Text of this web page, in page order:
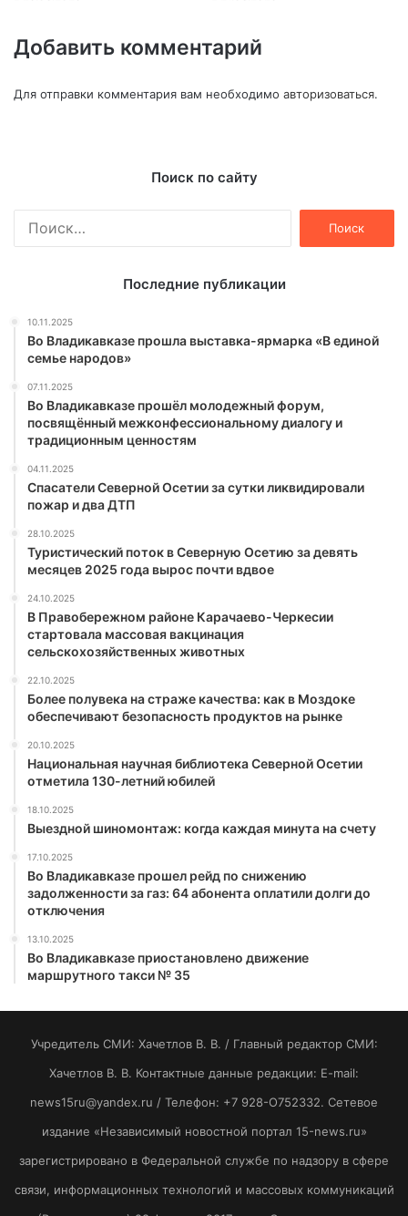
Добавить комментарий
Для отправки комментария вам необходимо авторизоваться.
Поиск по сайту
Последние публикации
10.11.2025
Во Владикавказе прошла выставка-ярмарка «В единой
семье народов»
07.11.2025
Во Владикавказе прошёл молодежный форум,
посвящённый межконфессиональному диалогу и
традиционным ценностям
04.11.2025
Спасатели Северной Осетии за сутки ликвидировали
пожар и два ДТП
28.10.2025
Туристический поток в Северную Осетию за девять
месяцев 2025 года вырос почти вдвое
24.10.2025
В Правобережном районе Карачаево-Черкесии
стартовала массовая вакцинация
сельскохозяйственных животных
22.10.2025
Более полувека на страже качества: как в Моздоке
обеспечивают безопасность продуктов на рынке
20.10.2025
Национальная научная библиотека Северной Осетии
отметила 130-летний юбилей
18.10.2025
Выездной шиномонтаж: когда каждая минута на счету
17.10.2025
Во Владикавказе прошел рейд по снижению
задолженности за газ: 64 абонента оплатили долги до
отключения
13.10.2025
Во Владикавказе приостановлено движение
маршрутного такси № 35
Учредитель СМИ: Хaчeтлoв B. B. / Главный редактор СМИ:
Хaчeтлoв B. B. Контактные данные редакции: E-mail:
news15ru@yandex.ru / Телефон: +7 928-O752332. Сетевое
издание «Независимый новостной портал 15-news.ru»
зарегистрировано в Федеральной службе по надзору в сфере
связи, информационных технологий и массовых коммуникаций